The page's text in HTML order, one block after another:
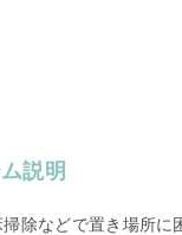
説明
除などで置き場所に